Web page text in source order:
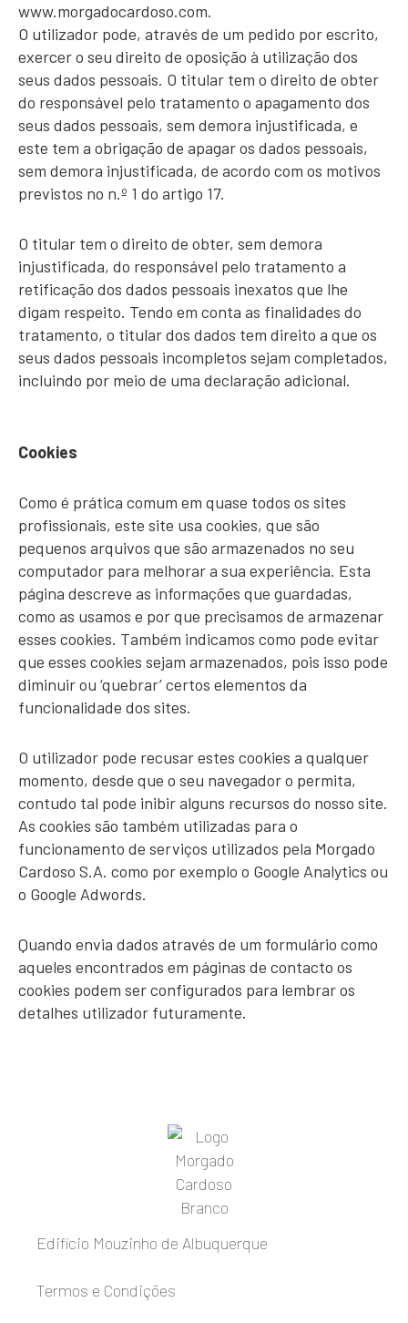
www.morgadocardoso.com.
O utilizador pode, através de um pedido por escrito,
exercer o seu direito de oposição à utilização dos
seus dados pessoais. O titular tem o direito de obter
do responsável pelo tratamento o apagamento dos
seus dados pessoais, sem demora injustificada, e
este tem a obrigação de apagar os dados pessoais,
sem demora injustificada, de acordo com os motivos
previstos no n.º 1 do artigo 17.
O titular tem o direito de obter, sem demora
injustificada, do responsável pelo tratamento a
retificação dos dados pessoais inexatos que lhe
digam respeito. Tendo em conta as finalidades do
tratamento, o titular dos dados tem direito a que os
seus dados pessoais incompletos sejam completados,
incluindo por meio de uma declaração adicional.
Cookies
Como é prática comum em quase todos os sites
profissionais, este site usa cookies, que são
pequenos arquivos que são armazenados no seu
computador para melhorar a sua experiência. Esta
página descreve as informações que guardadas,
como as usamos e por que precisamos de armazenar
esses cookies. Também indicamos como pode evitar
que esses cookies sejam armazenados, pois isso pode
diminuir ou ‘quebrar’ certos elementos da
funcionalidade dos sites.
O utilizador pode recusar estes cookies a qualquer
momento, desde que o seu navegador o permita,
contudo tal pode inibir alguns recursos do nosso site.
As cookies são também utilizadas para o
funcionamento de serviços utilizados pela Morgado
Cardoso S.A. como por exemplo o Google Analytics ou
o Google Adwords.
Quando envia dados através de um formulário como
aqueles encontrados em páginas de contacto os
cookies podem ser configurados para lembrar os
detalhes utilizador futuramente.
Edifício Mouzinho de Albuquerque
Termos e Condições